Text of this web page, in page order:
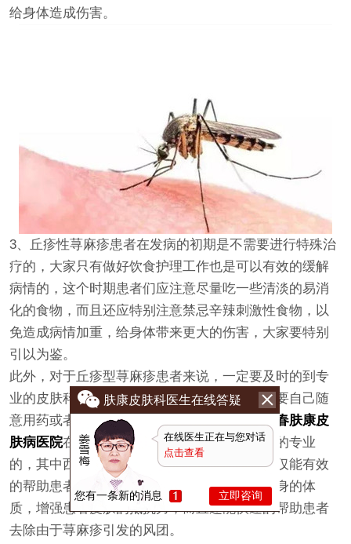
给身体造成伤害。
3、丘疹性荨麻疹患者在发病的初期是不需要进行特殊治
疗的，大家只有做好饮食护理工作也是可以有效的缓解
病情的，这个时期患者们应注意尽量吃一些清淡的易消
化的食物，而且还应特别注意禁忌辛辣刺激性食物，以
免造成病情加重，给身体带来更大的伤害，大家要特别
引以为鉴。
此外，对于丘疹型荨麻疹患者来说，一定要及时的到专
业的皮肤科医院进行系统科学的治疗，千万不要自己随
意用药或者是直接不理会荨麻疹这种疾病。
长春肤康皮
肤病医院在治疗丘疹型荨麻疹的问题上是非常的专业
的，其中西医结合治疗丘疹型荨麻疹的方式不仅能有效
的帮助患者进行科学合理的治疗，调节患者自身的体
质，增强患者皮肤的抵抗力，而且还能快速的帮助患者
去除由于荨麻疹引发的风团。
肤康皮肤科医生在线答疑
在线医生正在与您对话
点击查看
您有一条新的消息 立即咨询